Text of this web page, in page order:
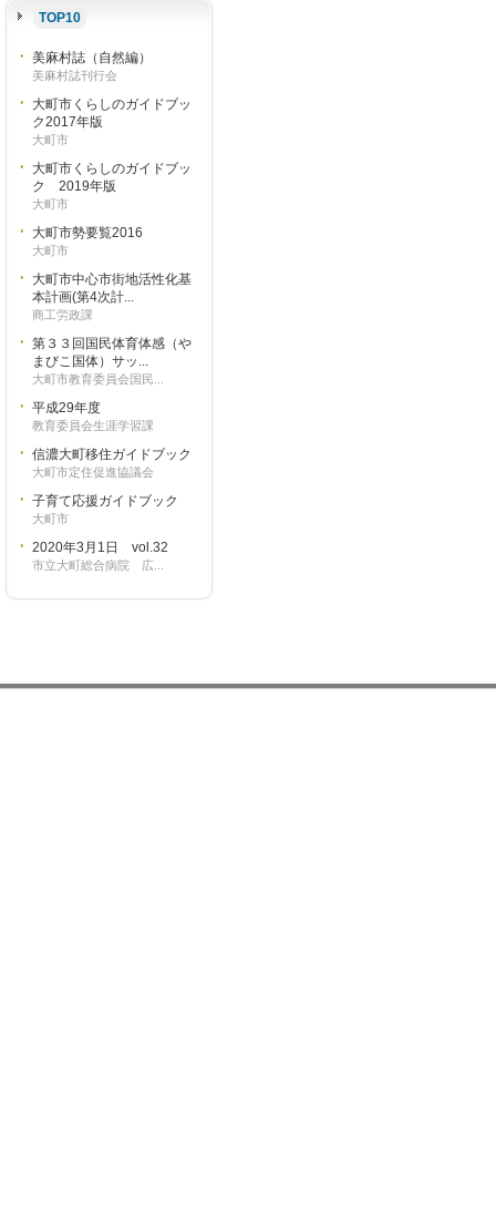
TOP10
美麻村誌（自然編）
美麻村誌刊行会
大町市くらしのガイドブッ
ク2017年版
大町市
大町市くらしのガイドブッ
ク 2019年版
大町市
大町市勢要覧2016
大町市
大町市中心市街地活性化基
本計画(第4次計...
商工労政課
第３３回国民体育体感（や
まびこ国体）サッ...
大町市教育委員会国民...
平成29年度
教育委員会生涯学習課
信濃大町移住ガイドブック
大町市定住促進協議会
子育て応援ガイドブック
大町市
2020年3月1日 vol.32
市立大町総合病院 広...